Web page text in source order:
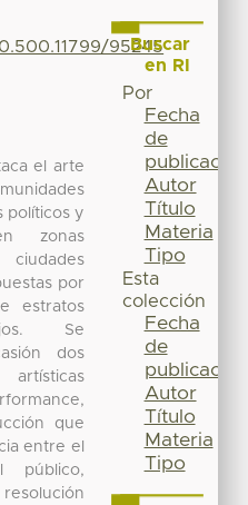
95245
el arte
políticos y
zonas
por
estratos
Se
dos
que
entre el
público,
Buscar
en RI
Por
Fecha
de
publicación
Autor
Título
Materia
Tipo
Esta
colección
Fecha
de
publicación
Autor
Título
Materia
Tipo